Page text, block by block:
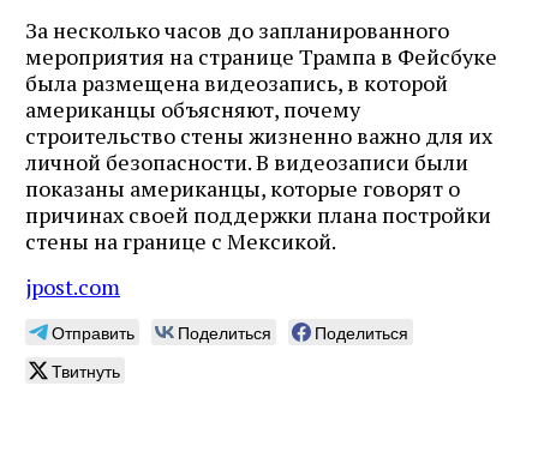
За несколько часов до запланированного
мероприятия на странице Трампа в Фейсбуке
была размещена видеозапись, в которой
американцы объясняют, почему
строительство стены жизненно важно для их
личной безопасности. В видеозаписи были
показаны американцы, которые говорят о
причинах своей поддержки плана постройки
стены на границе с Мексикой.
jpost.com
Отправить Поделиться
Поделиться
Твитнуть